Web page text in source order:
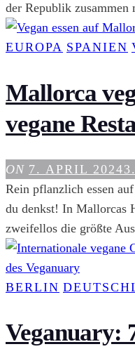
der Republik zusammen
EUROPA SPANIEN
Mallorca
vegane
ON 7. APRIL 2024
Rein pflanzlich essen
du denkst! In Mallorcas
zweifellos die größte
BERLIN
Veganuary: